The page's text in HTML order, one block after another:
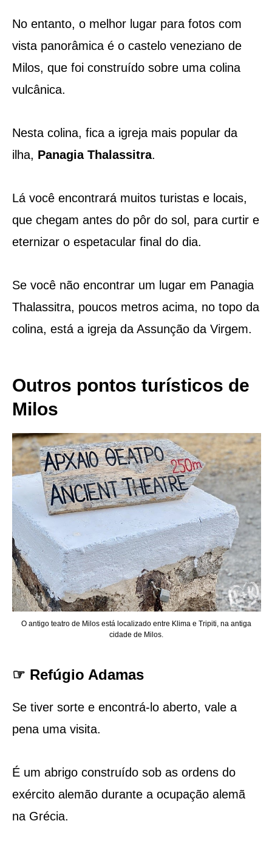
No entanto, o melhor lugar para fotos com
vista panorâmica é o castelo veneziano de
Milos, que foi construído sobre uma colina
vulcânica.
Nesta colina, fica a igreja mais popular da
ilha, Panagia Thalassitra.
Lá você encontrará muitos turistas e locais,
que chegam antes do pôr do sol, para curtir e
eternizar o espetacular final do dia.
Se você não encontrar um lugar em Panagia
Thalassitra, poucos metros acima, no topo da
colina, está a igreja da Assunção da Virgem.
Outros pontos turísticos de
Milos
O antigo teatro de Milos está localizado entre Klima e Tripiti, na antiga
cidade de Milos.
☞ Refúgio Adamas
Se tiver sorte e encontrá-lo aberto, vale a
pena uma visita.
É um abrigo construído sob as ordens do
exército alemão durante a ocupação alemã
na Grécia.